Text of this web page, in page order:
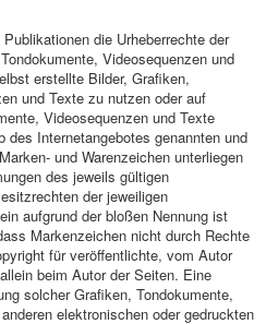
die Urheberrechte der
Videosequenzen und
erstellte Bilder, Grafiken,
und Texte zu nutzen oder auf
Videosequenzen und Texte
des Internetangebotes genannten und
und Warenzeichen unterliegen
des jeweils gültigen
der jeweiligen
aufgrund der bloßen Nennung ist
Markenzeichen nicht durch Rechte
für veröffentlichte, vom Autor
beim Autor der Seiten. Eine
solcher Grafiken, Tondokumente,
elektronischen oder gedruckten